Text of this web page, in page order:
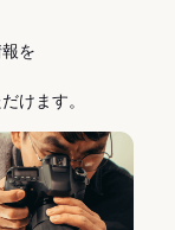
を
けます。